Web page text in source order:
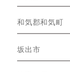
和気郡和気町
坂出市